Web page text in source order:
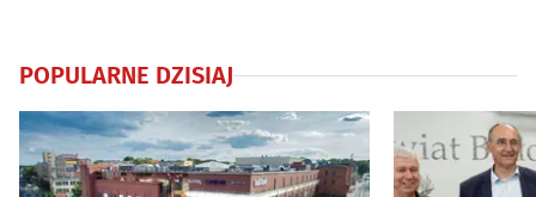
POPULARNE DZISIAJ